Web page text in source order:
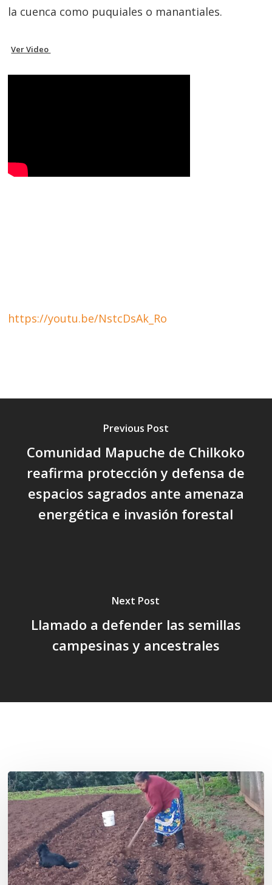
la cuenca como puquiales o manantiales.
Ver Video
https://youtu.be/NstcDsAk_Ro
Previous Post
Comunidad Mapuche de Chilkoko
reafirma protección y defensa de
espacios sagrados ante amenaza
energética e invasión forestal
Next Post
Llamado a defender las semillas
campesinas y ancestrales
«La
privatización
de
las
semillas
constituye